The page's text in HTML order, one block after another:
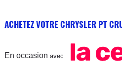
ACHETEZ VOTRE CHRYSLER PT
En occasion avec